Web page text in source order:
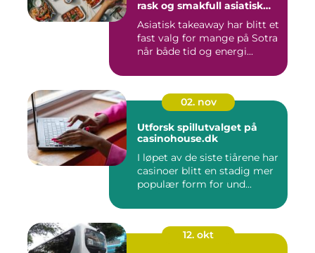
rask og smakfull asiatisk
Asiatisk takeaway har blitt et
fast valg for mange på Sotra
når både tid og energi...
02. nov
Utforsk spillutvalget på
casinohouse.dk
I løpet av de siste tiårene har
casinoer blitt en stadig mer
populær form for und...
12. okt